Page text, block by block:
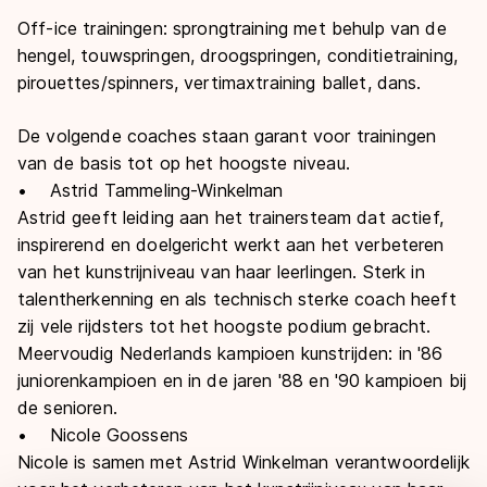
Off-ice trainingen: sprongtraining met behulp van de
hengel, touwspringen, droogspringen, conditietraining,
pirouettes/spinners, vertimaxtraining ballet, dans.
De volgende coaches staan garant voor trainingen
van de basis tot op het hoogste niveau.
• Astrid Tammeling-Winkelman
Astrid geeft leiding aan het trainersteam dat actief,
inspirerend en doelgericht werkt aan het verbeteren
van het kunstrijniveau van haar leerlingen. Sterk in
talentherkenning en als technisch sterke coach heeft
zij vele rijdsters tot het hoogste podium gebracht.
Meervoudig Nederlands kampioen kunstrijden: in '86
juniorenkampioen en in de jaren '88 en '90 kampioen bij
de senioren.
• Nicole Goossens
Nicole is samen met Astrid Winkelman verantwoordelijk